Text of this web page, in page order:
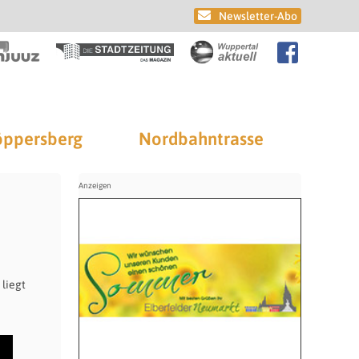
Newsletter-Abo
Nordbahntrasse
liegt